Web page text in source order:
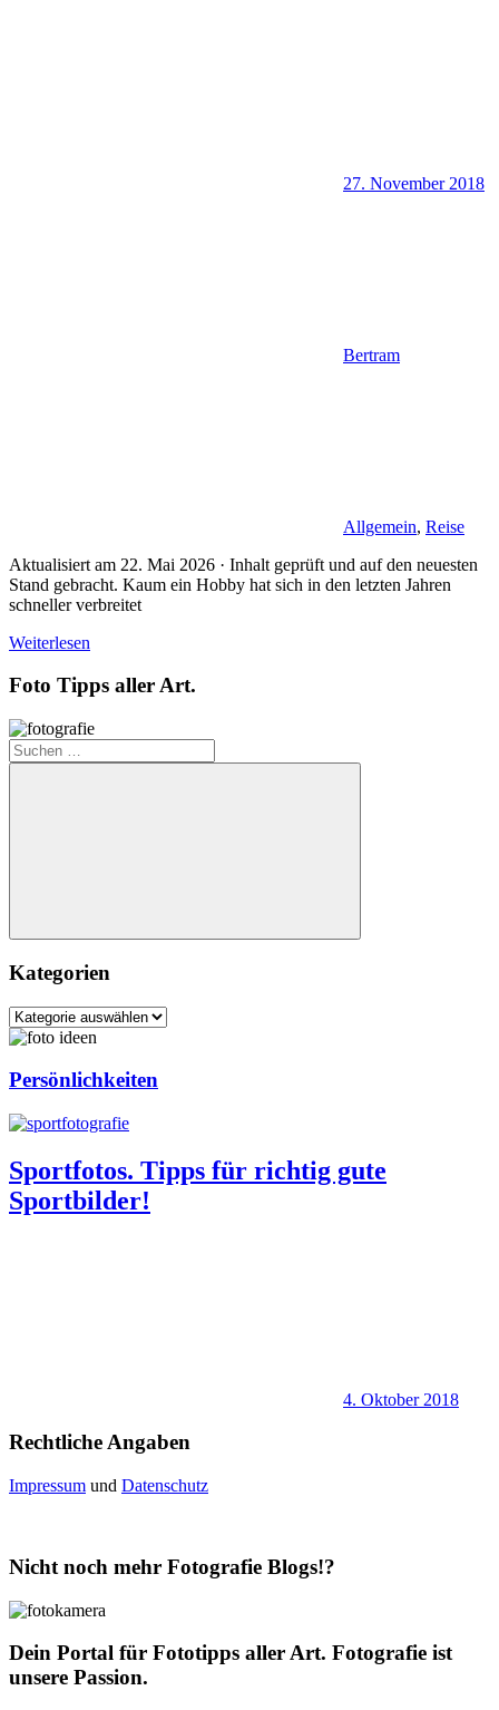
27. November 2018
Bertram
Allgemein, Reise
Aktualisiert am 22. Mai 2026 · Inhalt geprüft und auf den neuesten
Stand gebracht. Kaum ein Hobby hat sich in den letzten Jahren
schneller verbreitet
Weiterlesen
Foto Tipps aller Art.
Suchen
nach:
Suchen
Kategorien
Kategorien
Persönlichkeiten
Sportfotos. Tipps für richtig gute
Sportbilder!
4. Oktober 2018
Rechtliche Angaben
Impressum und Datenschutz
Nicht noch mehr Fotografie Blogs!?
Dein Portal für Fototipps aller Art. Fotografie ist
unsere Passion.